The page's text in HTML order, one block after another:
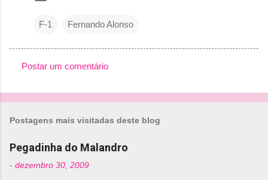
F-1 Fernando Alonso
o
n
t
Postar um comentário
Postagens mais visitadas deste blog
Pegadinha do Malandro
- dezembro 30, 2009